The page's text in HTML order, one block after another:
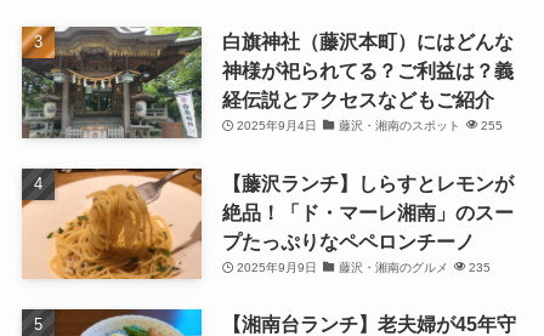
白旗神社（藤沢本町）にはどんな
神様が祀られてる？ご利益は？義
経伝説とアクセスなどもご紹介
2025年9月4日 藤沢・湘南のスポット 255
【藤沢ランチ】しらすとレモンが
絶品！「ド・マーレ湘南」のスー
プたっぷりなペペロンチーノ
2025年9月9日 藤沢・湘南のグルメ 235
【湘南台ランチ】老夫婦が45年守